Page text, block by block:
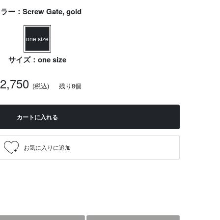
ー：Screw Gate, gold
one size
サイズ：one size
(税込) 残り8個
カートに入れる